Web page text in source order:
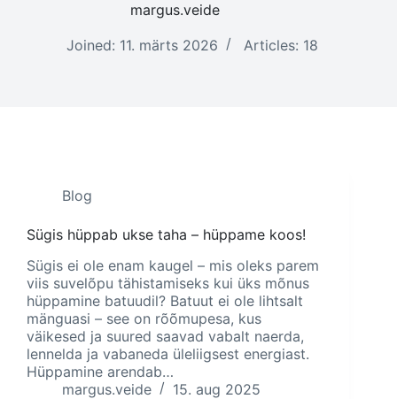
margus.veide
Joined: 11. märts 2026
Articles: 18
Blog
Sügis hüppab ukse taha – hüppame koos!
Sügis ei ole enam kaugel – mis oleks parem
viis suvelõpu tähistamiseks kui üks mõnus
hüppamine batuudil? Batuut ei ole lihtsalt
mänguasi – see on rõõmupesa, kus
väikesed ja suured saavad vabalt naerda,
lennelda ja vabaneda üleliigsest energiast.
Hüppamine arendab…
margus.veide
15. aug 2025